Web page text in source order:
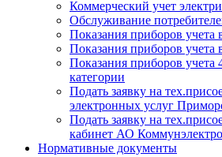
Коммерческий учет
Обслуживание
Показания приборов
Показания приборов
Показания приборов учета
категории
Подать заявку на
электронных услуг
Подать заявку на
кабинет АО
Нормативные документы